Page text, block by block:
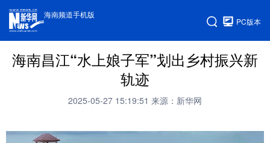
海南频道手机版
PC版本
海南昌江“水上娘子军”划出乡村振兴新
轨迹
2025-05-27 15:19:51 来源：新华网